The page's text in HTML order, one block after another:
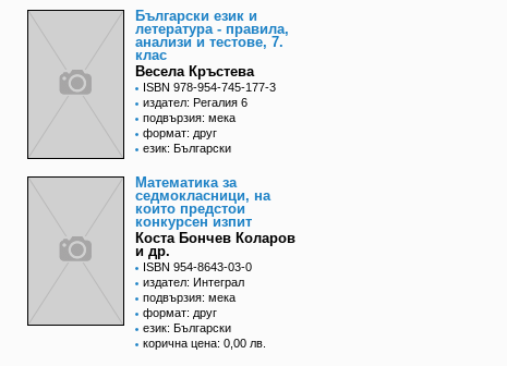
Български език и
летература - правила,
анализи и тестове, 7.
клас
Весела Кръстева
ISBN 978-954-745-177-3
издател: Регалия 6
подвързия: мека
формат: друг
език: Български
Математика за
седмокласници, на
които предстои
конкурсен изпит
Коста Бончев Коларов
и др.
ISBN 954-8643-03-0
издател: Интеграл
подвързия: мека
формат: друг
език: Български
корична цена: 0,00 лв.